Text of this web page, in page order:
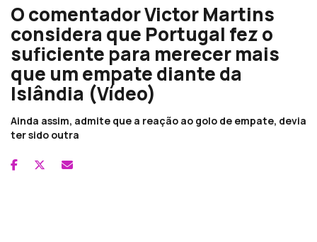
O comentador Victor Martins
considera que Portugal fez o
suficiente para merecer mais
que um empate diante da
Islândia (Vídeo)
Ainda assim, admite que a reação ao golo de empate, devia
ter sido outra